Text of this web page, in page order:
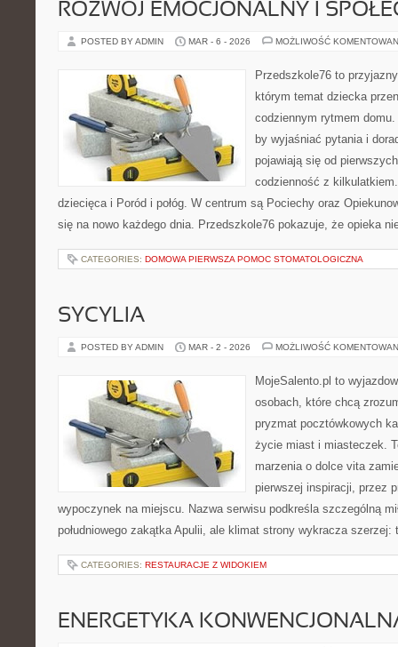
ROZWÓJ EMOCJONALNY I
POSTED BY ADMIN MAR - 6 - 2026 MOŻLIWOŚĆ
Przedszkole76 to
którym temat dziecka
codziennym rytmem
by wyjaśniać pytania i
pojawiają się od
codzienność z
dziecięca i Poród i połóg. W centrum są Pociechy oraz
się na nowo każdego dnia. Przedszkole76 pokazuje, że opieka
CATEGORIES: DOMOWA PIERWSZA POMOC STOMATOLOGICZNA
SYCYLIA
POSTED BY ADMIN MAR - 2 - 2026 MOŻLIWOŚĆ
MojeSalento.pl to
osobach, które chcą
pryzmat pocztówkowych
życie miast i miasteczek.
marzenia o dolce vita
pierwszej inspiracji, przez
wypoczynek na miejscu. Nazwa serwisu podkreśla szczególną
południowego zakątka Apulii, ale klimat strony wykracza
CATEGORIES: RESTAURACJE Z WIDOKIEM
ENERGETYKA